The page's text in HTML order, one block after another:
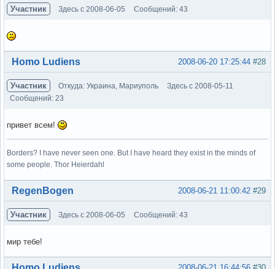
Участник Здесь с 2008-06-05 Сообщений: 43
Вне форума #28
2008-06-20 17:25:44
Homo Ludiens
Участник Откуда: Украина, Мариуполь
Здесь с 2008-05-11
Сообщений: 23
привет всем!
Borders? I have never seen one. But I have heard they exist in the minds of
some people. Thor Heierdahl
Вне форума #29
2008-06-21 11:00:42
RegenBogen
Участник Здесь с 2008-06-05 Сообщений: 43
мир тебе!
Вне форума